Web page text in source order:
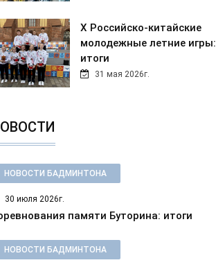
Х Российско-китайские
молодежные летние игры:
итоги
31 мая 2026г.
НОВОСТИ БАДМИНТОНА
30 июля 2026г.
памяти Буторина: итоги
НОВОСТИ БАДМИНТОНА